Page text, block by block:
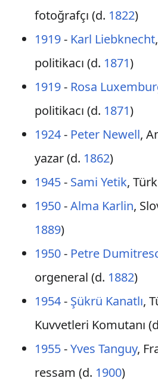
fotoğrafçı (d. 1822)
1919- Karl Liebknecht
politikacı (d. 1871)
1919- Rosa
politikacı (d. 1871)
1924- Peter Newell,
yazar (d. 1862)
1945- Sami Yetik,
1950-Alma Karlin,
1889)
1950- Petre
orgeneral (d. 1882)
1954- Şükrü Kanatlı,
Kuvvetleri Komutanı
1955-Yves Tanguy,
ressam (d. 1900)